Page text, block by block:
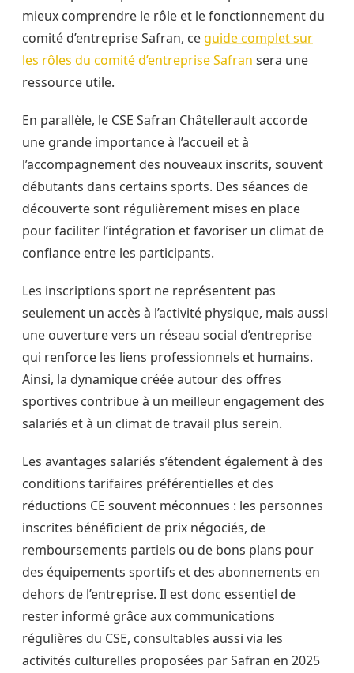
mieux comprendre le rôle et le fonctionnement du
comité d’entreprise Safran, ceguide complet sur
les rôles du comité d’entreprise Safran sera une
ressource utile.
En parallèle, le CSE Safran Châtellerault accorde
une grande importance à l’accueil et à
l’accompagnement des nouveaux inscrits, souvent
débutants dans certains sports. Des séances de
découverte sont régulièrement mises en place
pour faciliter l’intégration et favoriser un climat de
confiance entre les participants.
Les inscriptions sport ne représentent pas
seulement un accès à l’activité physique, mais aussi
une ouverture vers un réseau social d’entreprise
qui renforce les liens professionnels et humains.
Ainsi, la dynamique créée autour des offres
sportives contribue à un meilleur engagement des
salariés et à un climat de travail plus serein.
Les avantages salariés s’étendent également à des
conditions tarifaires préférentielles et des
réductions CE souvent méconnues : les personnes
inscrites bénéficient de prix négociés, de
remboursements partiels ou de bons plans pour
des équipements sportifs et des abonnements en
dehors de l’entreprise. Il est donc essentiel de
rester informé grâce aux communications
régulières du CSE, consultables aussi via les
activités culturelles proposées par Safran en 2025